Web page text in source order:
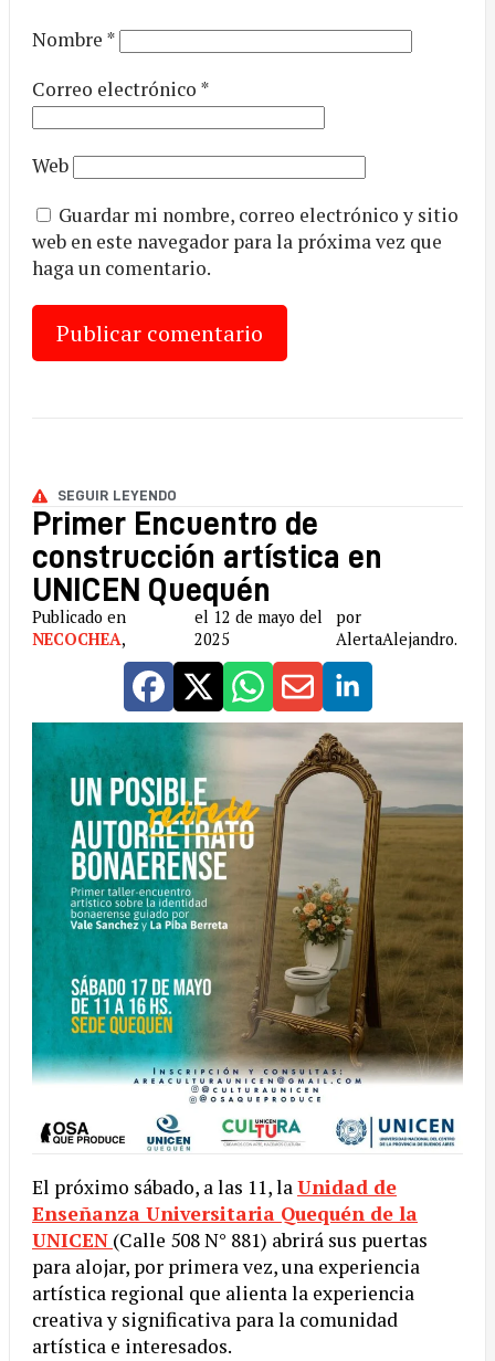
Nombre *
Correo electrónico *
Web
Guardar mi nombre, correo electrónico y sitio
web en este navegador para la próxima vez que
haga un comentario.
SEGUIR LEYENDO
Primer Encuentro de
construcción artística en
UNICEN Quequén
Publicado en
NECOCHEA,
el 12 de mayo del
2025
por
AlertaAlejandro.
El próximo sábado, a las 11, laUnidad de
Enseñanza Universitaria Quequén de la
UNICEN (Calle 508 N° 881) abrirá sus puertas
para alojar, por primera vez, una experiencia
artística regional que alienta la experiencia
creativa y significativa para la comunidad
artística e interesados.